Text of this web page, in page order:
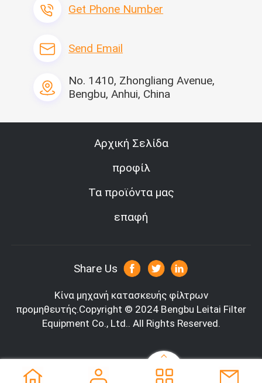
Get Phone Number
Send Email
No. 1410, Zhongliang Avenue,
Bengbu, Anhui, China
Αρχική Σελίδα
προφίλ
Τα προϊόντα μας
επαφή
Share Us
Κίνα μηχανή κατασκευής φίλτρων
προμηθευτής.Copyright © 2024 Bengbu Leitai Filter
Equipment Co., Ltd.. All Rights Reserved.